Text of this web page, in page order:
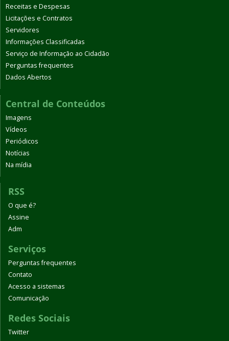
Receitas e Despesas
Licitações e Contratos
Servidores
Informações Classificadas
Serviço de Informação ao Cidadão
Perguntas frequentes
Dados Abertos
Central de Conteúdos
Imagens
Vídeos
Periódicos
Notícias
Na mídia
RSS
O que é?
Assine
Adm
Serviços
Perguntas frequentes
Contato
Acesso a sistemas
Comunicação
Redes Sociais
Twitter